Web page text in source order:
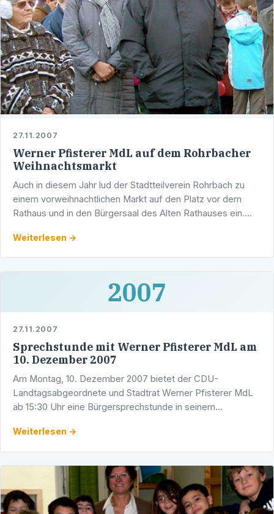
27.11.2007
Werner Pfisterer MdL auf dem Rohrbacher
Weihnachtsmarkt
Auch in diesem Jahr lud der Stadtteilverein Rohrbach zu
einem vorweihnachtlichen Markt auf den Platz vor dem
Rathaus und in den Bürgersaal des Alten Rathauses ein.
Werner …
Weiterlesen →
2007
27.11.2007
Sprechstunde mit Werner Pfisterer MdL am
10. Dezember 2007
Am Montag, 10. Dezember 2007 bietet der CDU-
Landtagsabgeordnete und Stadtrat Werner Pfisterer MdL
ab 15:30 Uhr eine Bürgersprechstunde in seinem
Weiterlesen →